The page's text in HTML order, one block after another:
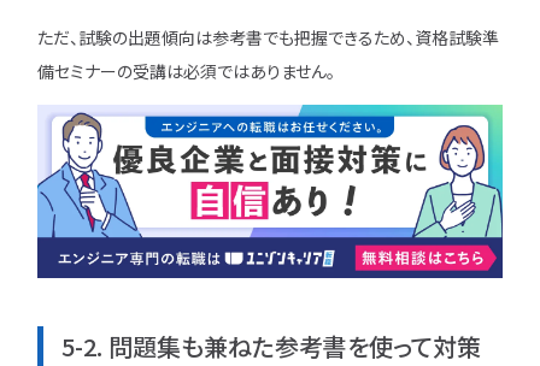
ただ、試験の出題傾向は参考書でも把握できるため、資格試験準
備セミナーの受講は必須ではありません。
5-2. 問題集も兼ねた参考書を使って対策